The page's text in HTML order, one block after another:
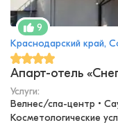
9
Краснодарский край,
Апарт-отель
Услуги:
Велнес/спа-центр •
Косметологические